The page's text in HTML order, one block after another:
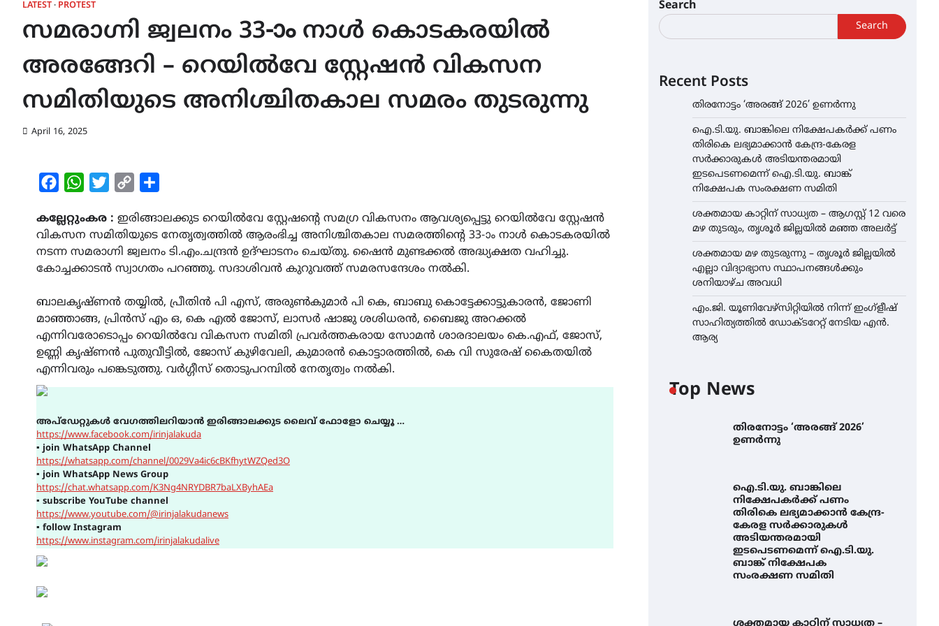
LATEST PROTEST
സമരാഗ്നി ജ്വലനം 33-ാം നാൾ കൊടകരയിൽ
അരങ്ങേറി – റെയിൽവേ സ്റ്റേഷൻ വികസന
സമിതിയുടെ അനിശ്ചിതകാല സമരം തുടരുന്നു
April 16, 2025
FacebookWhatsAppTwitterCopy
കല്ലേറ്റുംകര : ഇരിങ്ങാലക്കുട റെയിൽവേ സ്റ്റേഷന്റെ സമഗ്ര വികസനം ആവശ്യപ്പെട്ടു റെയിൽവേ സ്റ്റേഷൻ
വികസന സമിതിയുടെ നേതൃത്വത്തിൽ ആരംഭിച്ച അനിശ്ചിതകാല സമരത്തിന്റെ 33-ാം നാൾ കൊടകരയിൽ
നടന്ന സമരാഗ്നി ജ്വലനം ടി.എം.ചന്ദ്രൻ ഉദ്ഘാടനം ചെയ്തു. ഷൈൻ മുണ്ടക്കൽ അദ്ധ്യക്ഷത വഹിച്ചു.
കോച്ചക്കാടൻ സ്വാഗതം പറഞ്ഞു. സദാശിവൻ കുറുവത്ത് സമരസന്ദേശം നൽകി.
ബാലകൃഷ്ണൻ തയ്യിൽ, പ്രീതിൻ പി എസ്, അരുൺകുമാർ പി കെ, ബാബു കൊട്ടേക്കാട്ടുകാരൻ, ജോണി
മാഞ്ഞാങ്ങ, പ്രിൻസ് എം ഒ, കെ എൽ ജോസ്, ലാസർ ഷാജു ശശിധരൻ, ബൈജു അറക്കൽ
എന്നിവരോടൊപ്പം റെയിൽവേ വികസന സമിതി പ്രവർത്തകരായ സോമൻ ശാരദാലയം കെ.എഫ്, ജോസ്,
ഉണ്ണി കൃഷ്ണൻ പുതുവീട്ടിൽ, ജോസ് കുഴിവേലി, കുമാരൻ കൊട്ടാരത്തിൽ, കെ വി സുരേഷ് കൈതയിൽ
എന്നിവരും പങ്കെടുത്തു. വർഗ്ഗീസ് തൊടുപറമ്പിൽ നേതൃത്വം നൽകി.
അപ്ഡേറ്റുകൾ വേഗത്തിലറിയാൻ ഇരിങ്ങാലക്കുട ലൈവ് ഫോളോ ചെയ്യൂ …
https://www.facebook.com/irinjalakuda
▪join WhatsApp Channel
https://whatsapp.com/channel/0029Va4ic6cBKfhytWZQed3O
▪join WhatsApp News Group
https://chat.whatsapp.com/K3Ng4NRYDBR7baLXByhAEa
▪ subscribe YouTube channel
https://www.youtube.com/@irinjalakudanews
▪ follow Instagram
https://www.instagram.com/irinjalakudalive
Search
Search
Recent Posts
തിരനോട്ടം ‘അരങ്ങ് 2026’ ഉണർന്നു
ഐ.ടി.യു. ബാങ്കിലെ നിക്ഷേപകർക്ക് പണം
തിരികെ ലഭ്യമാക്കാൻ കേന്ദ്ര-കേരള
സർക്കാരുകൾ അടിയന്തരമായി
ഇടപെടണമെന്ന് ഐ.ടി.യു. ബാങ്ക്
നിക്ഷേപക സംരക്ഷണ സമിതി
ശക്തമായ കാറ്റിന് സാധ്യത – ആഗസ്റ്റ് 12 വരെ
മഴ തുടരും, തൃശൂർ ജില്ലയിൽ മഞ്ഞ അലർട്ട്
ശക്തമായ മഴ തുടരുന്നു – തൃശൂർ ജില്ലയിൽ
എല്ലാ വിദ്യാഭ്യാസ സ്ഥാപനങ്ങൾക്കും
ശനിയാഴ്ച അവധി
എം.ജി. യൂണിവേഴ്‌സിറ്റിയിൽ നിന്ന് ഇംഗ്ളീഷ്
സാഹിത്യത്തിൽ ഡോക്ടറേറ്റ് നേടിയ എൻ.
ആര്യ
Top News
തിരനോട്ടം ‘അരങ്ങ് 2026’
ഉണർന്നു
ഐ.ടി.യു. ബാങ്കിലെ
നിക്ഷേപകർക്ക് പണം
തിരികെ ലഭ്യമാക്കാൻ കേന്ദ്ര-
കേരള സർക്കാരുകൾ
അടിയന്തരമായി
ഇടപെടണമെന്ന് ഐ.ടി.യു.
ബാങ്ക് നിക്ഷേപക
സംരക്ഷണ സമിതി